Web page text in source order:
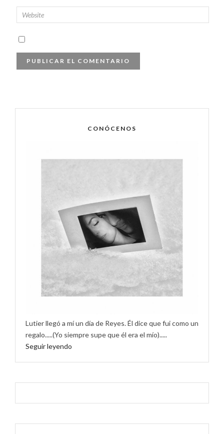
CONÓCENOS
Lutier llegó a mí un día de Reyes. Él dice que fui como un
regalo.....(Yo siempre supe que él era el mío).....
Seguir leyendo